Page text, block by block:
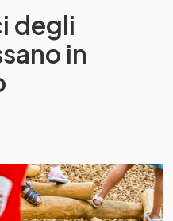
degli
in